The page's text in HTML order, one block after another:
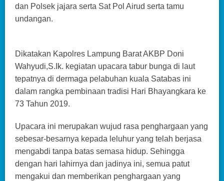
dan Polsek jajara serta Sat Pol Airud serta tamu
undangan.
Dikatakan Kapolres Lampung Barat AKBP Doni
Wahyudi,S.Ik. kegiatan upacara tabur bunga di laut
tepatnya di dermaga pelabuhan kuala Satabas ini
dalam rangka pembinaan tradisi Hari Bhayangkara ke
73 Tahun 2019.
Upacara ini merupakan wujud rasa penghargaan yang
sebesar-besarnya kepada leluhur yang telah berjasa
mengabdi tanpa batas semasa hidup. Sehingga
dengan hari lahirnya dan jadinya ini, semua patut
mengakui dan memberikan penghargaan yang